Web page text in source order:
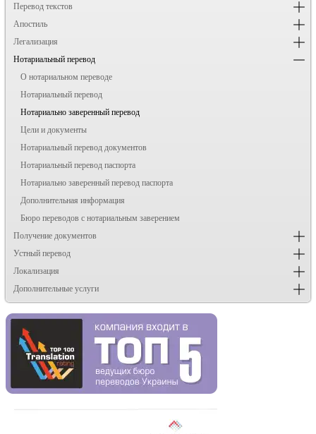
Перевод текстов
Апостиль
Легализация
Нотариальный перевод
О нотариальном переводе
Нотариальный перевод
Нотариально заверенный перевод
Цели и документы
Нотариальный перевод документов
Нотариальный перевод паспорта
Нотариально заверенный перевод паспорта
Дополнительная информация
Бюро переводов с нотариальным заверением
Получение документов
Устный перевод
Локализация
Дополнительные услуги